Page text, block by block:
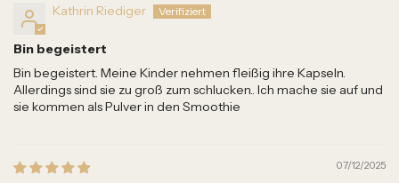
Kathrin Riediger
Bin begeistert
Bin begeistert. Meine Kinder nehmen fleißig ihre Kapseln.
Allerdings sind sie zu groß zum schlucken.. Ich mache sie auf und
sie kommen als Pulver in den Smoothie
07/12/2025